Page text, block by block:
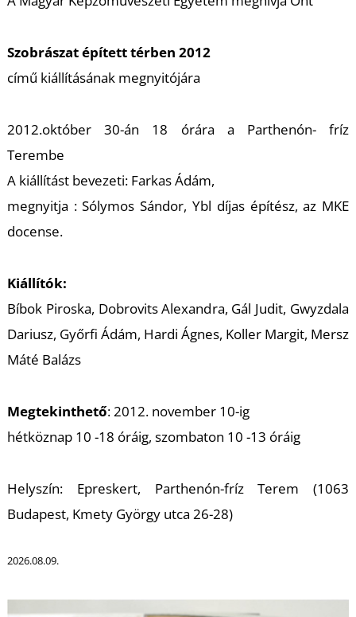
Szobrászat épített térben 2012
című kiállításának megnyitójára
2012.október 30-án 18 órára a Parthenón- fríz
Terembe
A kiállítást bevezeti: Farkas Ádám,
megnyitja : Sólymos Sándor, Ybl díjas építész, az MKE
docense.
Kiállítók:
Bíbok Piroska, Dobrovits Alexandra, Gál Judit, Gwyzdala
Dariusz, Győrfi Ádám, Hardi Ágnes, Koller Margit, Mersz
Máté Balázs
Megtekinthető: 2012. november 10-ig
hétköznap 10 -18 óráig, szombaton 10 -13 óráig
Helyszín: Epreskert, Parthenón-fríz Terem (1063
Budapest, Kmety György utca 26-28)
2026.08.09.